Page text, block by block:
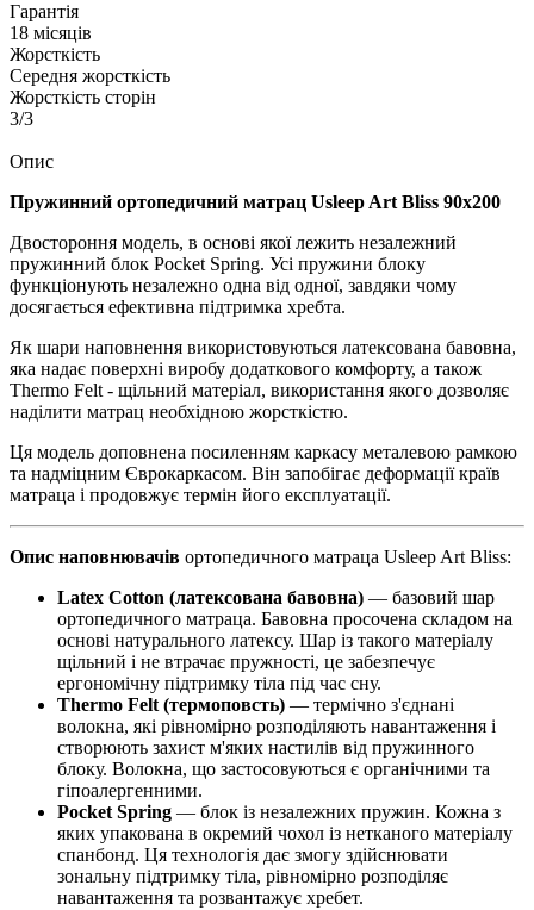
Гарантія
18 місяців
Жорсткість
Середня жорсткість
Жорсткість сторін
3/3
Опис
Пружинний ортопедичний матрац Usleep Art Bliss 90х200
Двостороння модель, в основі якої лежить незалежний
пружинний блок Pocket Spring. Усі пружини блоку
функціонують незалежно одна від одної, завдяки чому
досягається ефективна підтримка хребта.
Як шари наповнення використовуються латексована бавовна,
яка надає поверхні виробу додаткового комфорту, а також
Thermo Felt - щільний матеріал, використання якого дозволяє
наділити матрац необхідною жорсткістю.
Ця модель доповнена посиленням каркасу металевою рамкою
та надміцним Єврокаркасом. Він запобігає деформації країв
матраца і продовжує термін його експлуатації.
Опис наповнювачів ортопедичного матраца Usleep Art Bliss:
Latex Cotton (латексована бавовна) — базовий шар
ортопедичного матраца. Бавовна просочена складом на
основі натурального латексу. Шар із такого матеріалу
щільний і не втрачає пружності, це забезпечує
ергономічну підтримку тіла під час сну.
Thermo Felt (термоповсть) — термічно з'єднані
волокна, які рівномірно розподіляють навантаження і
створюють захист м'яких настилів від пружинного
блоку. Волокна, що застосовуються є органічними та
гіпоалергенними.
Pocket Spring — блок із незалежних пружин. Кожна з
яких упакована в окремий чохол із нетканого матеріалу
спанбонд. Ця технологія дає змогу здійснювати
зональну підтримку тіла, рівномірно розподіляє
навантаження та розвантажує хребет.